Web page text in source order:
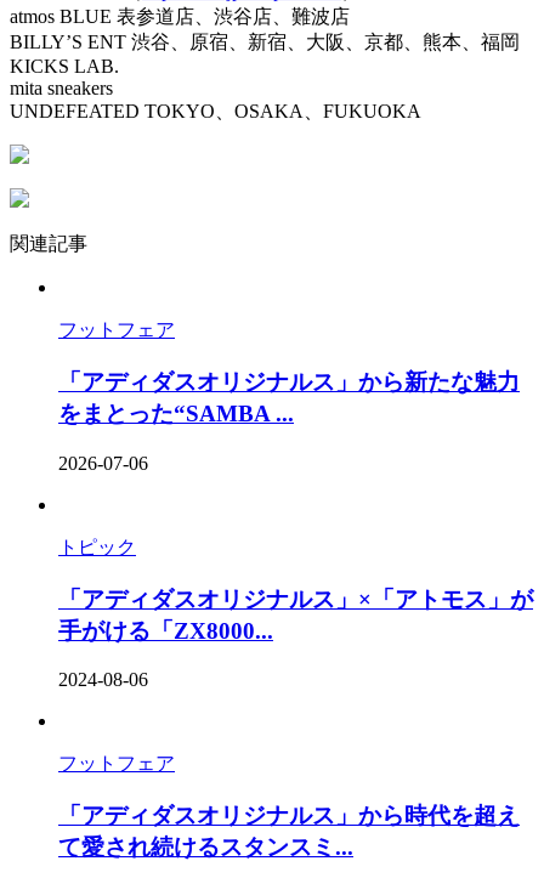
atmos BLUE 表参道店、渋谷店、難波店
BILLY’S ENT 渋谷、原宿、新宿、大阪、京都、熊本、福岡
KICKS LAB.
mita sneakers
UNDEFEATED TOKYO、OSAKA、FUKUOKA
関連記事
フットフェア
「アディダスオリジナルス」から新たな魅力
をまとった“SAMBA ...
2026-07-06
トピック
「アディダスオリジナルス」×「アトモス」が
手がける「ZX8000...
2024-08-06
フットフェア
「アディダスオリジナルス」から時代を超え
て愛され続けるスタンスミ...